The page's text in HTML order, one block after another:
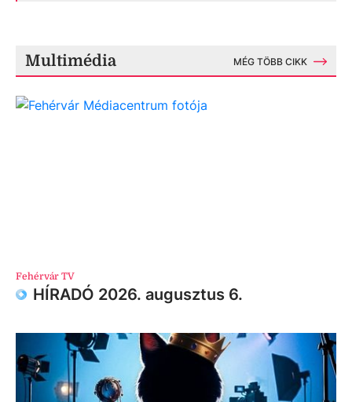
Multimédia MÉG TÖBB CIKK
Fehérvár TV
HÍRADÓ 2026. augusztus 6.